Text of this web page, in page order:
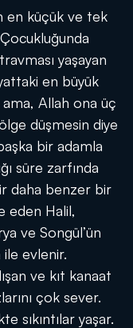
en küçük ve tek
yaşayan
en büyük
ama, Allah ona üç
düşmesin diye
bir adamla
süre zarfında
daha benzer bir
eden Halil,
ve Songül’ün
ile evlenir.
ve kıt kanaat
çok sever.
sıkıntılar yaşar.